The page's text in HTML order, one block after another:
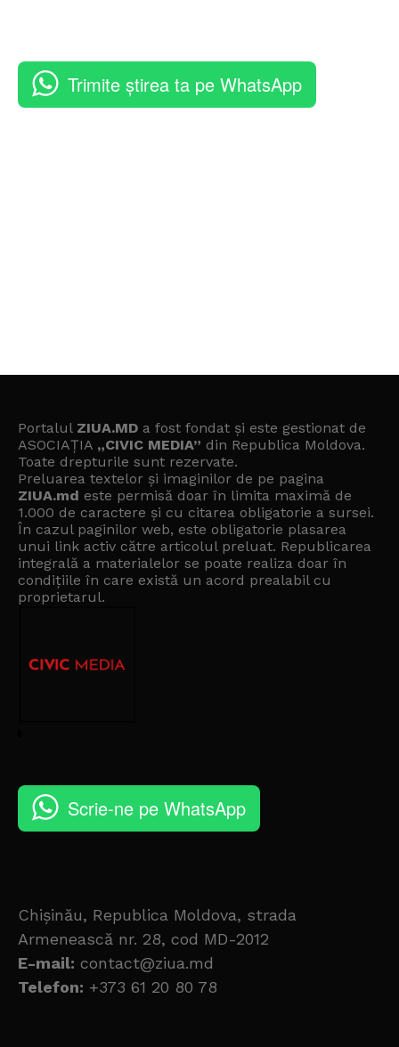
Trimite știrea ta pe WhatsApp
Portalul ZIUA.MD a fost fondat și este gestionat de
ASOCIAȚIA „CIVIC MEDIA” din Republica Moldova.
Toate drepturile sunt rezervate.
Preluarea textelor și imaginilor de pe pagina
ZIUA.md este permisă doar în limita maximă de
1.000 de caractere și cu citarea obligatorie a sursei.
În cazul paginilor web, este obligatorie plasarea
unui link activ către articolul preluat. Republicarea
integrală a materialelor se poate realiza doar în
condițiile în care există un acord prealabil cu
proprietarul.
Scrie-ne pe WhatsApp
Chișinău, Republica Moldova, strada
Armenească nr. 28, cod MD-2012
E-mail: contact@ziua.md
Telefon: +373 61 20 80 78